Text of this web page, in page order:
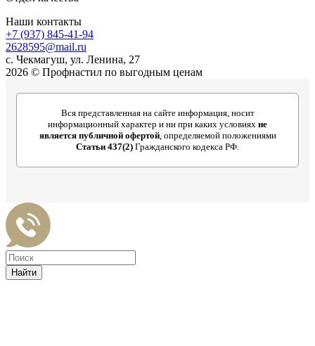
Наши контакты
+7 (937) 845-41-94
2628595@mail.ru
с. Чекмагуш, ул. Ленина, 27
2026 © Профнастил по выгодным ценам
Вся представленная на сайте информация, носит
информационный характер и ни при каких условиях не
является публичной офертой, определяемой положениями
Статьи 437(2) Гражданского кодекса РФ.
Найти